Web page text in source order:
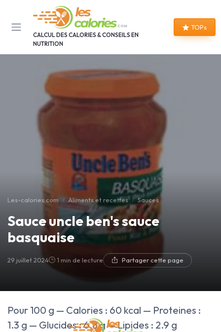
CALCUL DES CALORIES & CONSEILS EN
NUTRITION
TOPs
Les-calories.com Aliments et recettes Sauces
Sauce uncle ben's sauce
basquaise
29 juillet 2024 1 min de lecture Partager cette page
Pour 100 g — Calories : 60 kcal — Proteines :
1.3 g — Glucides : 6.8 g — Lipides : 2.9 g
Panneau de gestion des cookies